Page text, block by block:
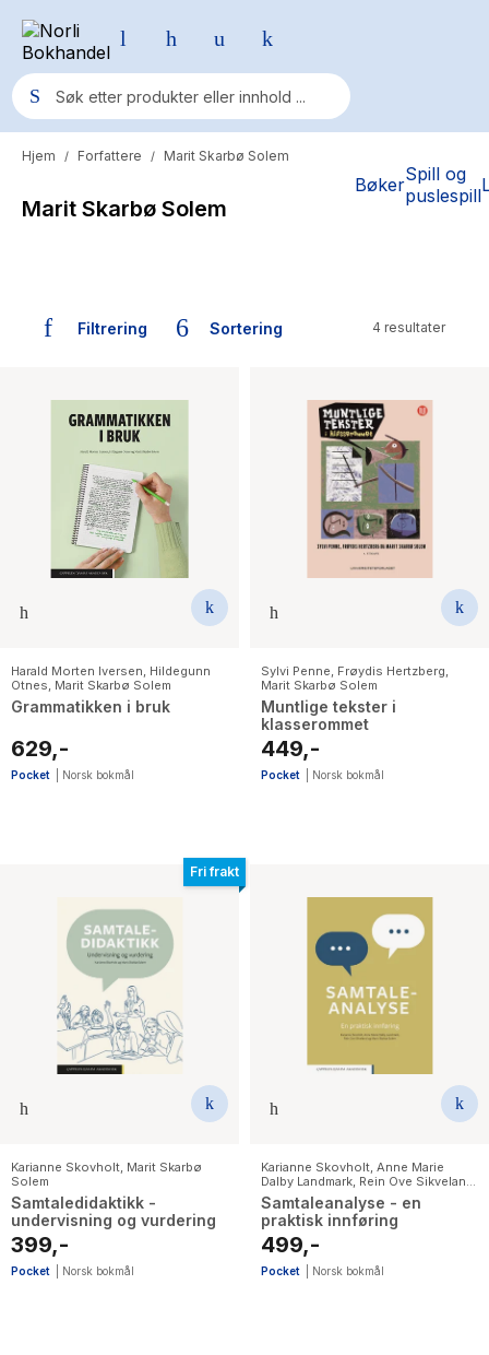
BøkerSpill og
puslespill
Populære søk
Pokemon
Yesteryear
Hitster
Hypopressiv trening
The Housemaid
Hjem / Forfattere / Marit Skarbø Solem
Marit Skarbø Solem
Filtrering Sortering 4 resultater
Harald Morten Iversen Hildegunn
Otnes Marit Skarbø Solem
Grammatikken i bruk
629,-
Pocket Norsk bokmål
Sylvi Penne Frøydis Hertzberg
Marit Skarbø Solem
Muntlige tekster i
klasserommet
449,-
Pocket Norsk bokmål
Fri frakt
Karianne Skovholt, Marit Skarbø
Solem
Samtaledidaktikk -
undervisning og vurdering
399,-
Pocket Norsk bokmål
Karianne Skovholt, Anne Marie
Dalby Landmark, Rein Ove Sikveland,
Marit Skarbø Solem
Samtaleanalyse - en
praktisk innføring
499,-
Pocket Norsk bokmål